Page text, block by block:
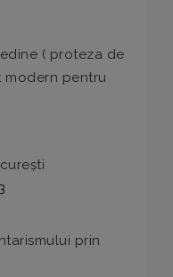
( proteza de
modern pentru
prin